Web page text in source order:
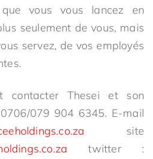
vous vous lancez en
seulement de vous, mais
servez, de vos employés
contacter Thesei et son
079 904 6345. E-mail
site
twitter :